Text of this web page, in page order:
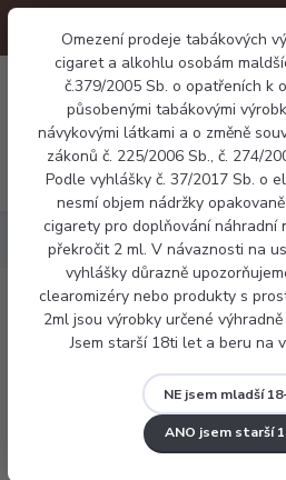
Omezení prodeje tabákových
cigaret a alkohlu osobám
č.379/2005 Sb. o opatřeních k
působenými tabákovými
návykovými látkami a o změně
zákonů č. 225/2006 Sb., č. 274/
Podle vyhlášky č. 37/2017 Sb. o
nesmí objem nádržky
cigarety pro doplňování náhradní
překročit 2 ml. V návaznosti na
vyhlášky důrazně
clearomizéry nebo produkty s
2ml jsou výrobky určené
Jsem starší 18ti let a beru na
NE jsem mladší
ANO jsem starší
Elektronické cigarety Gripy a
Voopoo Drag S3